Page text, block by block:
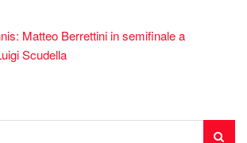
Matteo Berrettini in semifinale a
Scudella